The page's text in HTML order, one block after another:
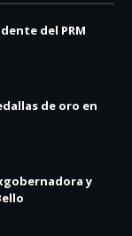
del PRM
de oro en
y